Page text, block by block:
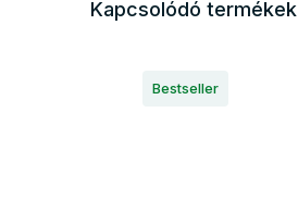
Kapcsolódó termékek
Bestseller